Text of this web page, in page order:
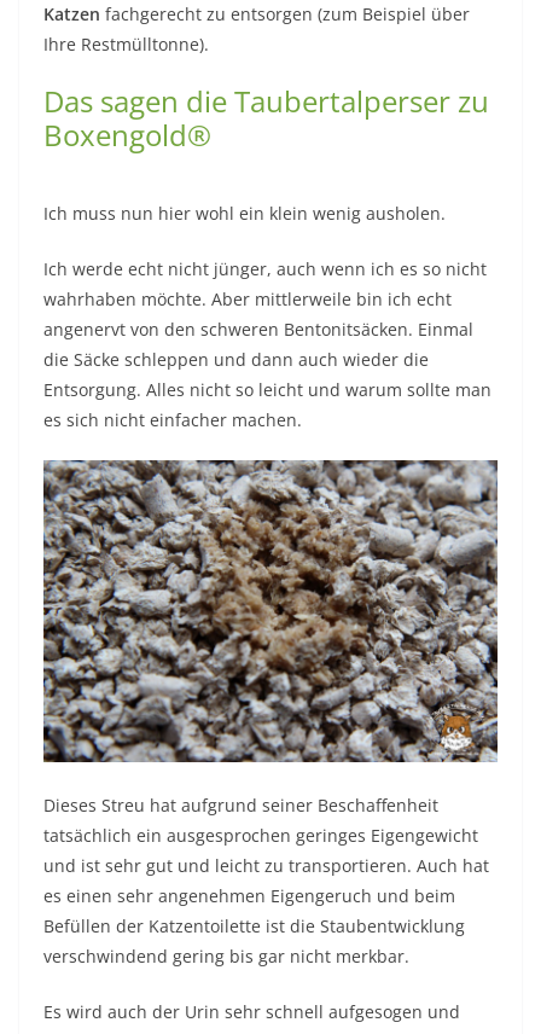
Katzen fachgerecht zu entsorgen (zum Beispiel über
Ihre Restmülltonne).
Das sagen die Taubertalperser zu
Boxengold®
Ich muss nun hier wohl ein klein wenig ausholen.
Ich werde echt nicht jünger, auch wenn ich es so nicht
wahrhaben möchte. Aber mittlerweile bin ich echt
angenervt von den schweren Bentonitsäcken. Einmal
die Säcke schleppen und dann auch wieder die
Entsorgung. Alles nicht so leicht und warum sollte man
es sich nicht einfacher machen.
Dieses Streu hat aufgrund seiner Beschaffenheit
tatsächlich ein ausgesprochen geringes Eigengewicht
und ist sehr gut und leicht zu transportieren. Auch hat
es einen sehr angenehmen Eigengeruch und beim
Befüllen der Katzentoilette ist die Staubentwicklung
verschwindend gering bis gar nicht merkbar.
Es wird auch der Urin sehr schnell aufgesogen und